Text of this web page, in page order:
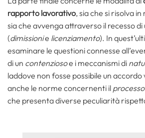
rapporto lavorativo, sia che si risolva
sia che avvenga attraverso il recesso
(dimissionie licenziamento). In
esaminare le questioni connesse
di un contenziosoe i meccanismi di
laddove non fosse possibile un
anche le norme concernenti il
che presenta diverse peculiarità